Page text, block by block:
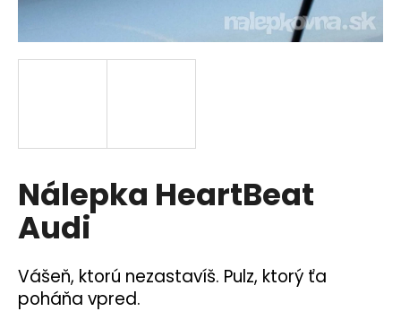
Nálepka HeartBeat
Audi
Vášeň, ktorú nezastavíš. Pulz, ktorý ťa
poháňa vpred.
á
j
s
HĽADAŤ
O
d